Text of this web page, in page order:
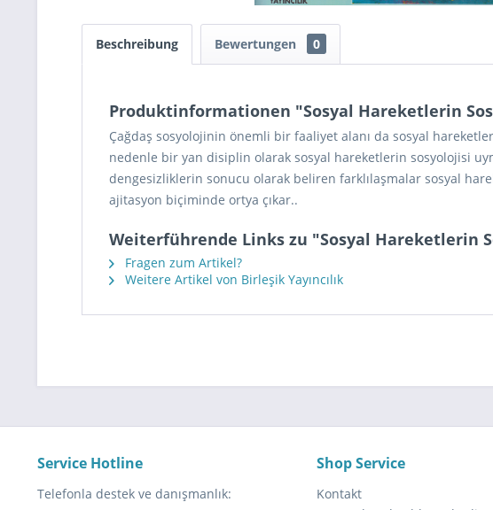
Beschreibung Bewertungen 0
Produktinformationen "Sosyal Hareketlerin
Çağdaş sosyolojinin önemli bir faaliyet alanı da sosyal
nedenle bir yan disiplin olarak sosyal hareketlerin sosyolojisi
dengesizliklerin sonucu olarak beliren farklılaşmalar sosyal
ajitasyon biçiminde ortya çıkar..
Weiterführende Links zu "Sosyal Hareketlerin
Fragen zum Artikel?
Weitere Artikel von Birleşik Yayıncılık
Service Hotline
Telefonla destek ve danışmanlık:
Shop Service
Kontakt